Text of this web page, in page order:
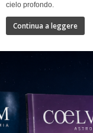
cielo profondo.
Continua a leggere